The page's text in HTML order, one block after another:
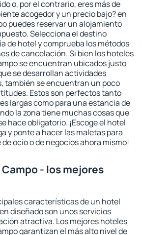
o, por el contrario, eres más de
acogedor y un precio bajo? en
puedes reservar un alojamiento
Selecciona el destino
de hotel y comprueba los métodos
de cancelación. Si bien los hoteles
se encuentran ubicados justo
se desarrollan actividades
también se encuentran un poco
Estos son perfectos tanto
largas como para una estancia de
la zona tiene muchas cosas que
hace obligatorio. ¡Escoge el hotel
y ponte a hacer las maletas para
ocio o de negocios ahora mismo!
- los mejores
características de un hotel
diseñado son unos servicios
atractiva. Los mejores hoteles
garantizan el más alto nivel de